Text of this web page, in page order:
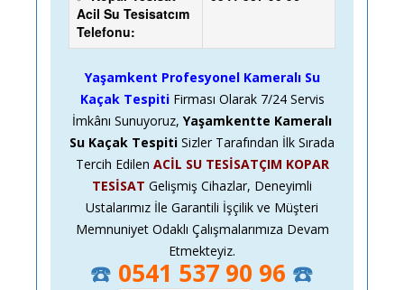
Acil Su Tesisatcım
Telefonu:
Yaşamkent Profesyonel Kameralı Su
Kaçak TespitiFirması Olarak 7/24 Servis
İmkânı Sunuyoruz, Yaşamkentte Kameralı
Su Kaçak Tespiti Sizler Tarafından İlk Sırada
Tercih Edilen ACİL SU TESİSATÇIM KOPAR
TESİSAT Gelişmiş Cihazlar, Deneyimli
Ustalarımız İle Garantili İşçilik ve Müşteri
Memnuniyet Odaklı Çalışmalarımıza Devam
Etmekteyiz.
☎️ 0541 537 90 96 ☎️